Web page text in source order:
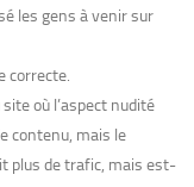
les gens à venir sur
correcte.
site où l’aspect nudité
contenu, mais le
plus de trafic, mais est-